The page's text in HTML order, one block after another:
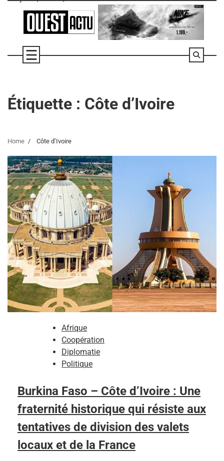
Étiquette : Côte d’Ivoire
Home Côte d’Ivoire
Afrique
Coopération
Diplomatie
Politique
Burkina Faso – Côte d’Ivoire : Une
fraternité historique qui résiste aux
tentatives de division des valets
locaux et de la France